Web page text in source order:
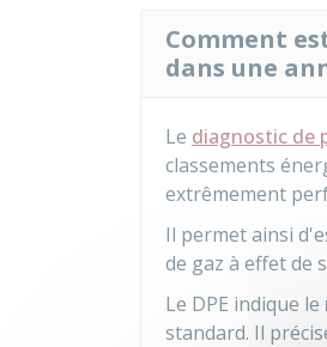
Comment
dans une
Le diagnostic de
classements
extrêmement
Il permet ainsi
de gaz à effet de
Le DPE indique le
standard. Il